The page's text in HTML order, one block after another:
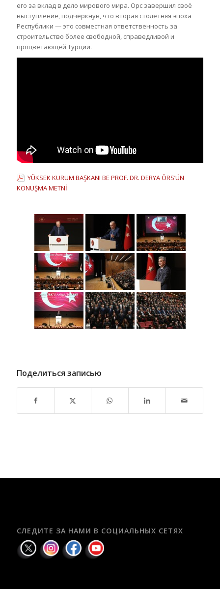
его за вклад в дело мирового мира. Орс завершил своё
выступление, подчеркнув, что вторая столетняя эпоха
Республики — это совместная ответственность за
строительство более свободной, справедливой и
процветающей Турции.
YÜKSEK KURUM BAŞKANI BE PROF. DR. DERYA ÖRS’ÜN
KONUŞMA METNİ
Поделиться записью
СЛЕДИТЕ ЗА НАМИ В СОЦИАЛЬНЫХ СЕТЯХ